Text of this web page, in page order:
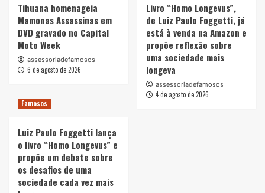
Tihuana homenageia
Mamonas Assassinas em
DVD gravado no Capital
Moto Week
assessoriadefamosos
6 de agosto de 2026
Livro “Homo Longevus”,
de Luiz Paulo Foggetti, já
está à venda na Amazon e
propõe reflexão sobre
uma sociedade mais
longeva
assessoriadefamosos
4 de agosto de 2026
Famosos
Luiz Paulo Foggetti lança
o livro “Homo Longevus” e
propõe um debate sobre
os desafios de uma
sociedade cada vez mais